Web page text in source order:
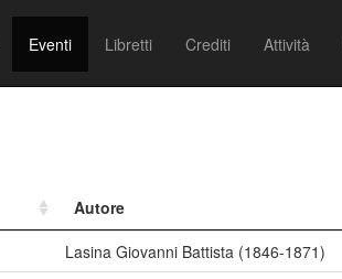
Eventi Libretti Crediti Attività
Autore
Lasina Giovanni Battista (1846-1871)